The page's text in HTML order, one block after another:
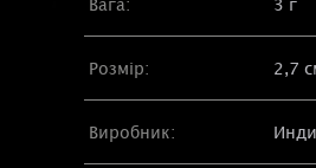
Розмір: 2,7
Виробник: